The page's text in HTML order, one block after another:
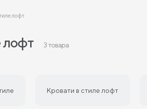
лофт
лофт 3 товара
Кровати в стиле лофт